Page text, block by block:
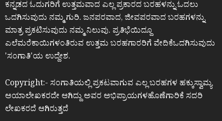
ಕನ್ನಡದ ಓದುಗರಿಗೆ ಉತ್ತಮವಾದ ಎಲ್ಲ ಪ್ರಕಾರದ ಬರಹಳನ್ನು ಓದಲು
ಒದಗಿಸುವುದು ನಮ್ಮ ಗುರಿ. ಜನಪರವಾದ, ಜೀವಪರವಾದ ಬರಹಗಳನ್ನು
ಮಾತ್ರ ಪ್ರಕಟಿಸುವುದು ನಮ್ಮ ನಿಲುವು. ಪ್ರತಿಭೆಯಿದ್ದೂ
ಎಲೆಮರೆಕಾಯಿಗಳಂತಿರುವ ಉತ್ತಮ ಬರಹಗಾರರಿಗೆ ವೇದಿಕೆಒದಗಿಸುವುದು
ʼಸಂಗಾತಿʼಯ ಉದ್ದೇಶ.
Copyright:- ಸಂಗಾತಿಯಲ್ಲಿ ಪ್ರಕಟವಾಗುವ ಎಲ್ಲ ಬರಹಗಳ ಹಕ್ಕುಸ್ವಾಮ್ಯ
ಆಯಾಲೇಖಕರದೇ ಆಗಿದ್ದು ಅವರ ಅಭಿಪ್ರಾಯಗಳಹೊಣೆಗಾರಿಕೆ ಸದರಿ
ಲೇಖಕರದೆ ಆಗಿರುತ್ತದೆ